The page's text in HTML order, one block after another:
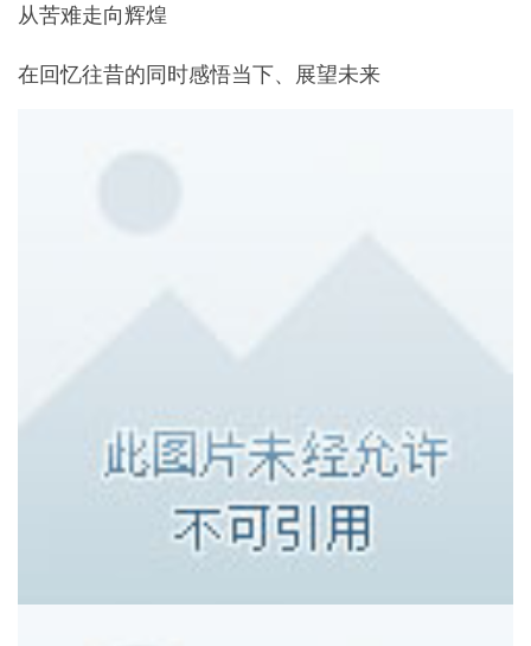
从苦难走向辉煌
在回忆往昔的同时感悟当下、展望未来